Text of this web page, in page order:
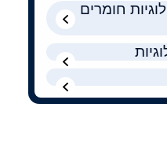
חומרים